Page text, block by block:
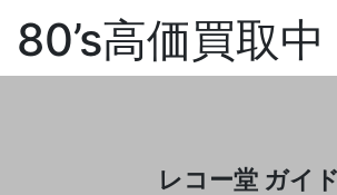
80’s高価買取中
レコー堂 ガイド